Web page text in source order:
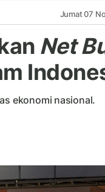
Jumat 07
Net
ekonomi nasional.